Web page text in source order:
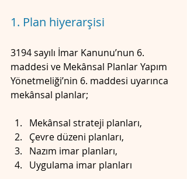
1. Plan hiyerarşisi
3194 sayılı İmar Kanunu’nun 6.
maddesi ve Mekânsal Planlar Yapım
Yönetmeliği’nin 6. maddesi uyarınca
mekânsal planlar;
Mekânsal strateji planları,
Çevre düzeni planları,
Nazım imar planları,
Uygulama imar planları